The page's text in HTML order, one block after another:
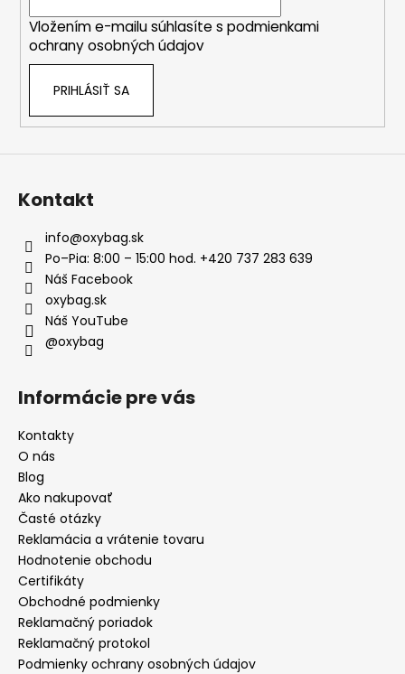
Vložením e-mailu súhlasíte s podmienkami
ochrany osobných údajov
PRIHLÁSIŤ SA
Kontakt
info@oxybag.sk
Po–Pia: 8:00 – 15:00 hod. +420 737 283 639
Náš Facebook
oxybag.sk
Náš YouTube
@oxybag
Informácie pre vás
Kontakty
O nás
Blog
Ako nakupovať
Časté otázky
Reklamácia a vrátenie tovaru
Hodnotenie obchodu
Certifikáty
Obchodné podmienky
Reklamačný poriadok
Reklamačný protokol
Podmienky ochrany osobných údajov